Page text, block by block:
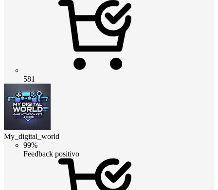
581
My_digital_world
99%
Feedback positivo